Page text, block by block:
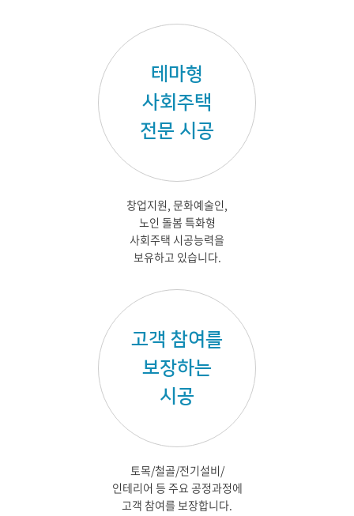
테마형
사회주택
전문 시공
창업지원, 문화예술인,
노인 돌봄 특화형
사회주택 시공능력을
보유하고 있습니다.
고객 참여를
보장하는
시공
토목/철골/전기설비/
인테리어 등 주요 공정과정에
고객 참여를 보장합니다.